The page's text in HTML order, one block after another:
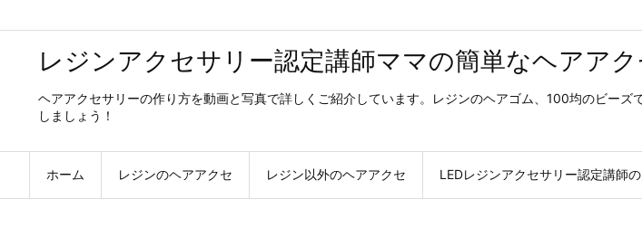
レジンアクセサリー認定講師ママの簡単なヘアア
ヘアアクセサリーの作り方を動画と写真で詳しくご紹介しています。レジンのヘアゴム、100均のビー
しましょう！
ホーム レジンのヘアアクセ レジン以外のヘアアクセ LEDレジンアクセサリー認定講師